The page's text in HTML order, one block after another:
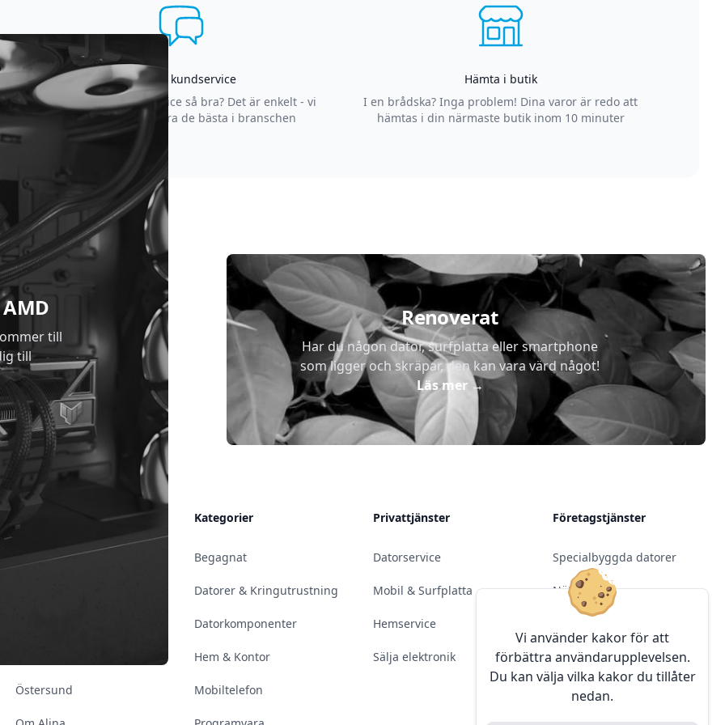
Asgrym kundservice
Varför är vår kundservice så bra? Det är enkelt - vi
strävar efter att vara de bästa i branschen
Hämta i butik
I en brådska? Inga problem! Dina varor är redo att
hämtas i din närmaste butik inom 10 minuter
Vi använder kakor för att
förbättra användarupplevelsen.
Du kan välja vilka kakor du tillåter
nedan.
till
till
Renoverat
Har du någon dator, surfplatta eller smartphone
som ligger och skräpar, den kan vara värd något!
Läs mer→
Kontakt & Öppettider
Östersund
Kategorier
Begagnat
Datorer & Kringutrustning
Datorkomponenter
Hem & Kontor
Mobiltelefon
Privattjänster
Datorservice
Mobil & Surfplatta
Hemservice
Sälja elektronik
Företagstjänster
Specialbyggda datorer
Nätverk
Programvara
Server & Backup